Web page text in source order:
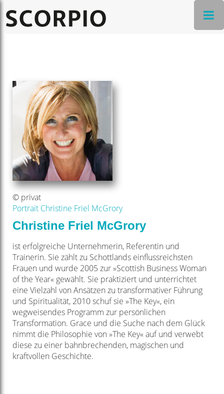
© privat
Portrait Christine Friel McGrory
Christine Friel McGrory
ist erfolgreiche Unternehmerin, Referentin und
Trainerin. Sie zählt zu Schottlands einflussreichsten
Frauen und wurde 2005 zur »Scottish Business Woman
of the Year« gewählt. Sie praktiziert und unterrichtet
eine Vielzahl von Ansätzen zu transformativer Führung
und Spiritualität, 2010 schuf sie »The Key«, ein
wegweisendes Programm zur persönlichen
Transformation. Grace und die Suche nach dem Glück
nimmt die Philosophie von »The Key« auf und verwebt
diese zu einer bahnbrechenden, magischen und
kraftvollen Geschichte.